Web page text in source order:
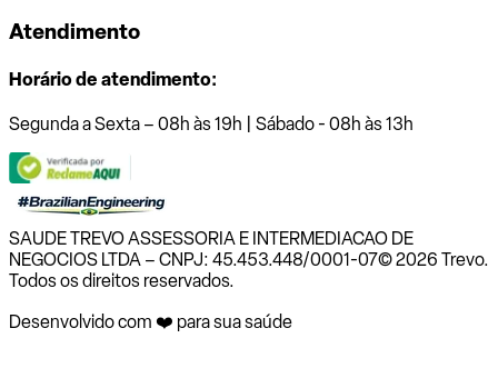
Atendimento
Horário de atendimento:
Segunda a Sexta – 08h às 19h | Sábado - 08h às 13h
SAUDE TREVO ASSESSORIA E INTERMEDIACAO DE
NEGOCIOS LTDA – CNPJ: 45.453.448/0001-07© 2026 Trevo.
Todos os direitos reservados.
Desenvolvido com ❤️ para sua saúde